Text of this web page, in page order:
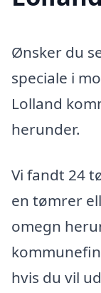
Ønsker du
speciale i
Lolland
herunder.
Vi fandt 24
en tømrer
omegn
hvis du vil